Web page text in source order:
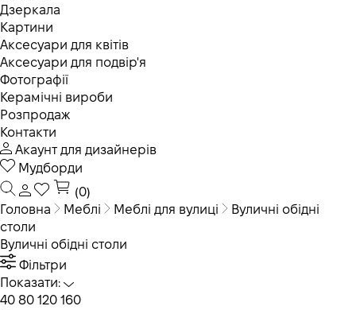
Дзеркала
Картини
Аксесуари для квітів
Аксесуари для подвір'я
Фотографії
Керамічні вироби
Розпродаж
Контакти
Акаунт для дизайнерів
Мудборди
(0)
Головна
Меблі Меблі для вулиці
Вуличні обідні
столи
Вуличні обідні столи
Фільтри
Показати:
40 80 120 160